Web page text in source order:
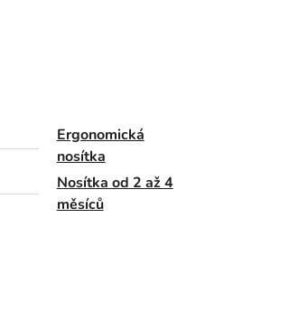
Ergonomická
nosítka
Nosítka od 2 až 4
měsíců